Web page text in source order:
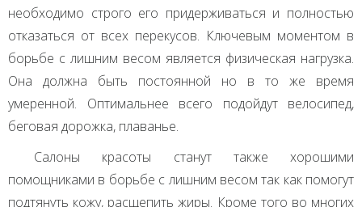
необходимо строго его придерживаться и полностью
отказаться от всех перекусов. Ключевым моментом в
борьбе с лишним весом является физическая нагрузка.
Она должна быть постоянной но в то же время
умеренной. Оптимальнее всего подойдут велосипед,
беговая дорожка, плаванье.
Салоны красоты станут также хорошими
помощниками в борьбе с лишним весом так как помогут
подтянуть кожу, расщепить жиры. Кроме того во многих